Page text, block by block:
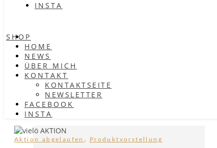
INSTA
SHOP
HOME
NEWS
ÜBER MICH
KONTAKT
KONTAKTSEITE
NEWSLETTER
FACEBOOK
INSTA
Aktion abgelaufen , Produktvorstellung